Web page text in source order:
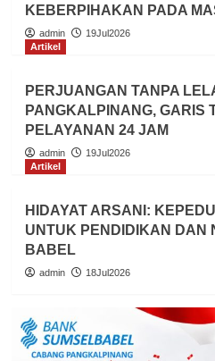
KEBERPIHAKAN PADA
admin
19Jul2026
Artikel
PERJUANGAN TANPA
PANGKALPINANG, GARIS
PELAYANAN 24 JAM
admin
19Jul2026
Artikel
HIDAYAT ARSANI:
UNTUK PENDIDIKAN DAN
BABEL
admin 18Jul2026